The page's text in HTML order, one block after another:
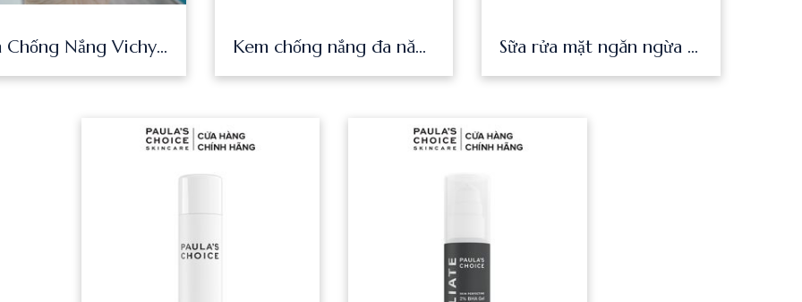
Kem Chống Nắng Vichy Capital Soleil SPF50 50ml-kem chống nắng vichy chính hãng Kem chống nắng đa năng Paula’s Choice SuperLight Daily Wrinkle Defense SPF30 15ml 7767 Sữa rửa mặt ngăn ngừa mụn Paula’s Choice Clear Pore Normalizing Cleanser 177 ml 6002